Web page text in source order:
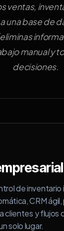
ventas,
una base de
manual y
decisiones.
de
CRM
clientes y flujos
solo lugar.